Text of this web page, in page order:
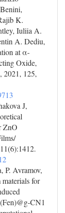
K.
Iuliia A.
A. Dediu,
at α-
Oxide,
2021, 125,
J,
ZnO
P. Avramov,
for
CN1